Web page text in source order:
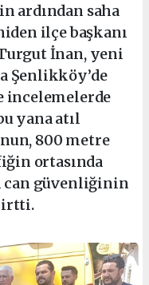
ardından saha
ilçe başkanı
İnan, yeni
incelemelerde
yana atıl
800 metre
ortasında
can güvenliğinin